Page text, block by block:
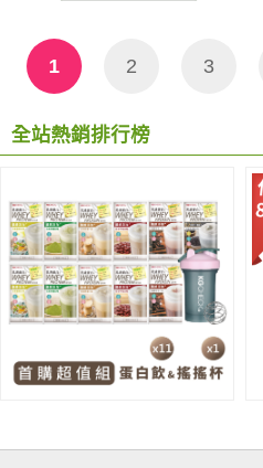
1 2 3
全站熱銷排行榜